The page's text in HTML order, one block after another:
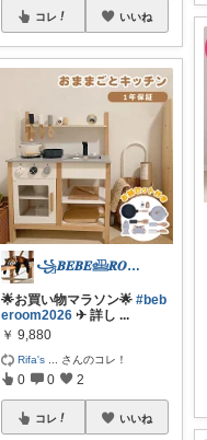
コレ いいね
꧁𝑩𝑬𝑩𝑬𓊝𝑹𝑶𝑶𝑴꧂
🌟お買い物マラソン🌟#beb
eroom2026 ✈︎ 詳し ...
￥ 9,880
Rifa's さんのコレ！
0 0 2
コレ いいね